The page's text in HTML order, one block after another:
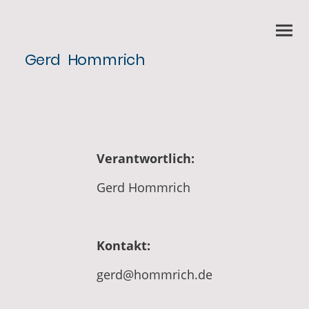
Gerd Hommrich
Verantwortlich:
Gerd Hommrich
Kontakt:
gerd@hommrich.de